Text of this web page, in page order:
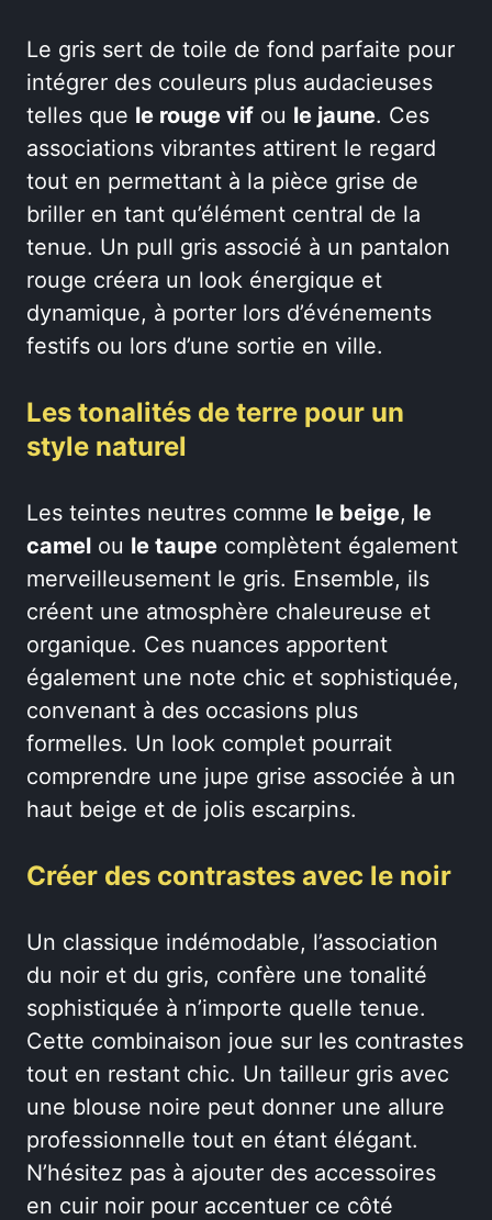
Le gris sert de toile de fond parfaite pour
intégrer des couleurs plus audacieuses
telles que le rouge vif ou le jaune. Ces
associations vibrantes attirent le regard
tout en permettant à la pièce grise de
briller en tant qu’élément central de la
tenue. Un pull gris associé à un pantalon
rouge créera un look énergique et
dynamique, à porter lors d’événements
festifs ou lors d’une sortie en ville.
Les tonalités de terre pour un
style naturel
Les teintes neutres comme le beige, le
camel ou le taupe complètent également
merveilleusement le gris. Ensemble, ils
créent une atmosphère chaleureuse et
organique. Ces nuances apportent
également une note chic et sophistiquée,
convenant à des occasions plus
formelles. Un look complet pourrait
comprendre une jupe grise associée à un
haut beige et de jolis escarpins.
Créer des contrastes avec le noir
Un classique indémodable, l’association
du noir et du gris, confère une tonalité
sophistiquée à n’importe quelle tenue.
Cette combinaison joue sur les contrastes
tout en restant chic. Un tailleur gris avec
une blouse noire peut donner une allure
professionnelle tout en étant élégant.
N’hésitez pas à ajouter des accessoires
en cuir noir pour accentuer ce côté